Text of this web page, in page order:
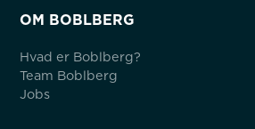
OM BOBLBERG
Hvad er Boblberg?
Team Boblberg
Jobs